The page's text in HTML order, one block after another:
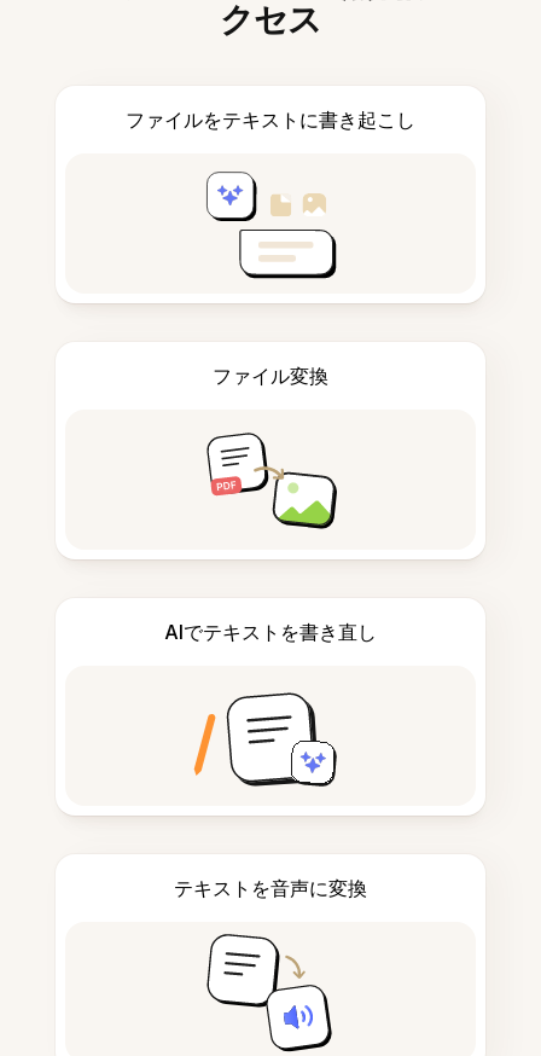
クセス
ファイルをテキストに書き起こし
ファイル変換
AIでテキストを書き直し
テキストを音声に変換